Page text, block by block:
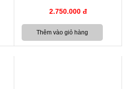
2.750.000 đ